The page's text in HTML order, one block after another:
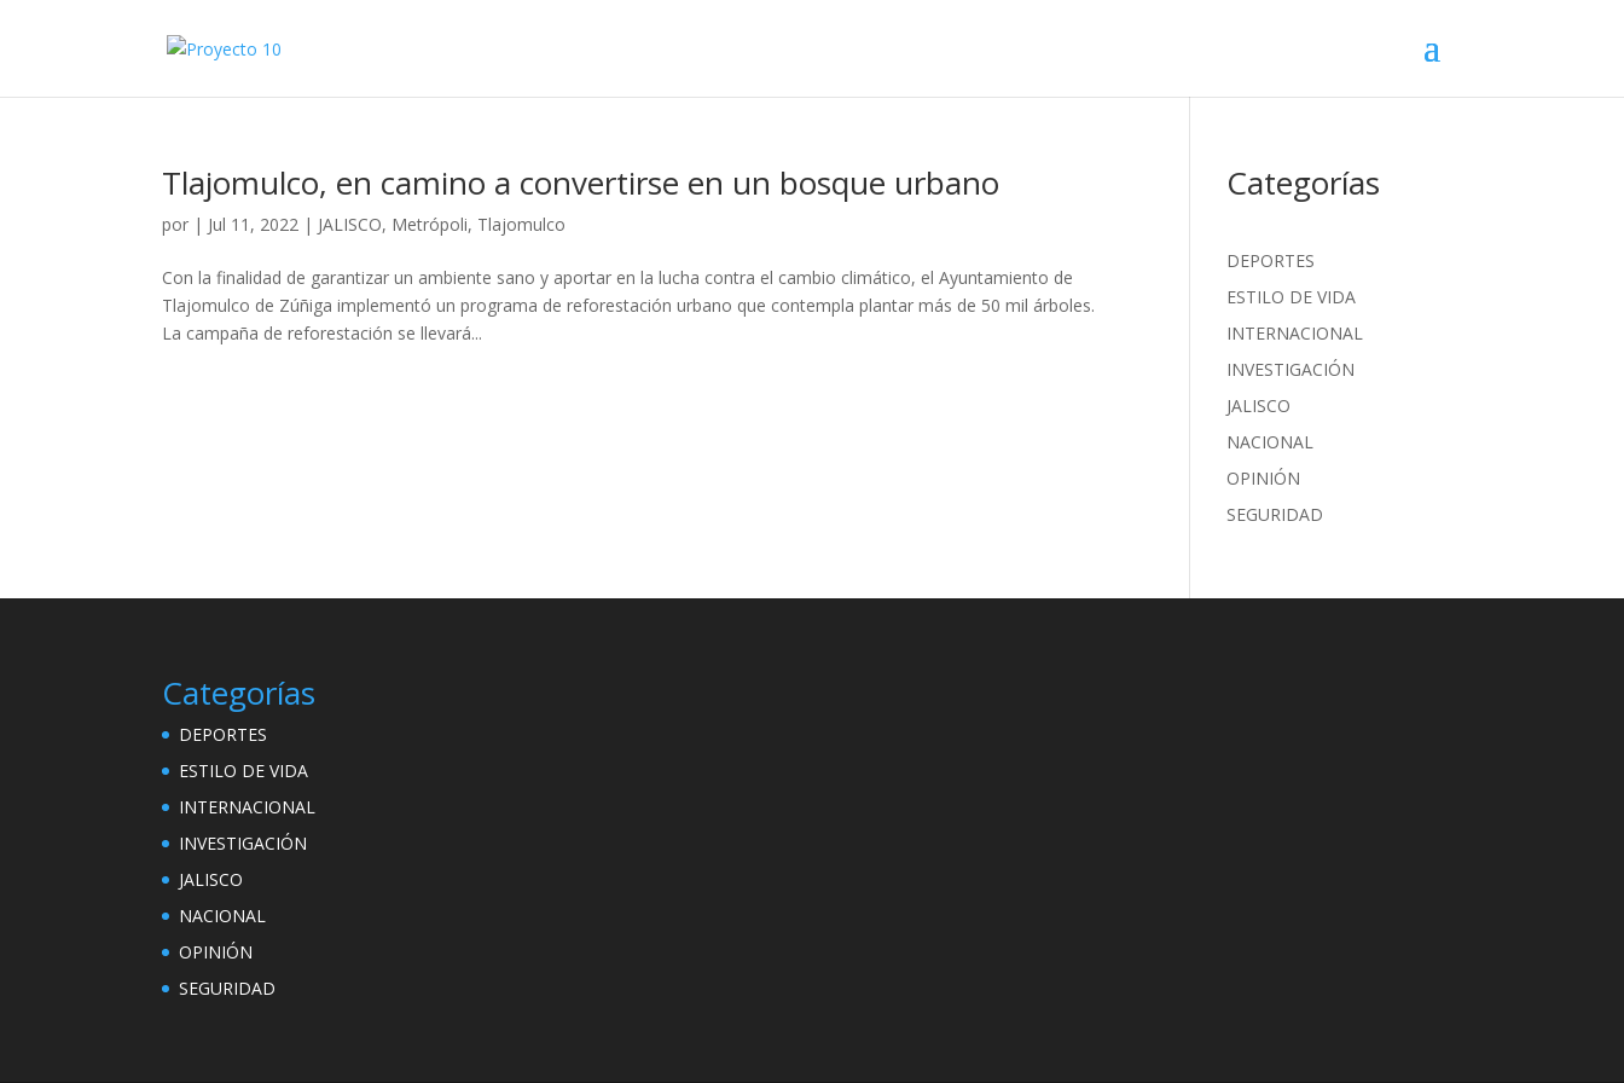
Tlajomulco, en camino a convertirse en un bosque urbano
por | Jul 11, 2022 | JALISCO, Metrópoli, Tlajomulco
Con la finalidad de garantizar un ambiente sano y aportar en la lucha contra el cambio climático, el Ayuntamiento de
Tlajomulco de Zúñiga implementó un programa de reforestación urbano que contempla plantar más de 50 mil árboles.
La campaña de reforestación se llevará...
Categorías
DEPORTES
ESTILO DE VIDA
INTERNACIONAL
INVESTIGACIÓN
JALISCO
NACIONAL
OPINIÓN
SEGURIDAD
Categorías
DEPORTES
ESTILO DE VIDA
INTERNACIONAL
INVESTIGACIÓN
JALISCO
NACIONAL
OPINIÓN
SEGURIDAD